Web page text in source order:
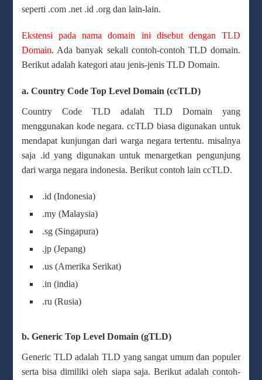
seperti .com .net .id .org dan lain-lain.
Ekstensi pada nama domain ini disebut dengan TLD
Domain. Ada banyak sekali contoh-contoh TLD domain.
Berikut adalah kategori atau jenis-jenis TLD Domain.
a. Country Code Top Level Domain (ccTLD)
Country Code TLD adalah TLD Domain yang
menggunakan kode negara. ccTLD biasa digunakan untuk
mendapat kunjungan dari warga negara tertentu. misalnya
saja .id yang digunakan untuk menargetkan pengunjung
dari warga negara indonesia. Berikut contoh lain ccTLD.
.id (Indonesia)
.my (Malaysia)
.sg (Singapura)
.jp (Jepang)
.us (Amerika Serikat)
.in (india)
.ru (Rusia)
b. Generic Top Level Domain (gTLD)
Generic TLD adalah TLD yang sangat umum dan populer
serta bisa dimiliki oleh siapa saja. Berikut adalah contoh-